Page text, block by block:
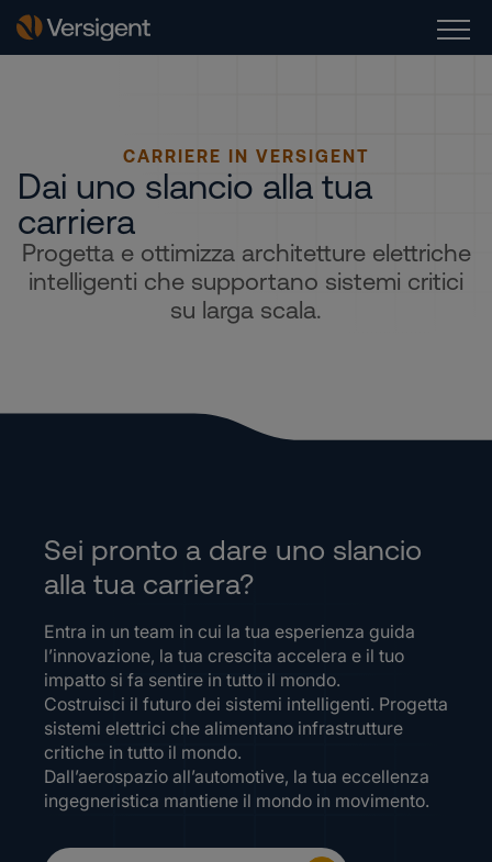
CARRIERE IN VERSIGENT
Dai uno slancio alla tua
carriera
Progetta e ottimizza architetture elettriche
intelligenti che supportano sistemi critici
su larga scala.
Sei pronto a dare uno slancio
alla tua carriera?
Entra in un team in cui la tua esperienza guida
l’innovazione, la tua crescita accelera e il tuo
impatto si fa sentire in tutto il mondo.
Costruisci il futuro dei sistemi intelligenti. Progetta
sistemi elettrici che alimentano infrastrutture
critiche in tutto il mondo.
Dall’aerospazio all’automotive, la tua eccellenza
ingegneristica mantiene il mondo in movimento.